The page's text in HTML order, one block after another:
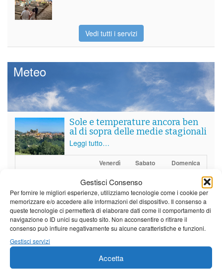
Gestisci Consenso
Per fornire le migliori esperienze, utilizziamo tecnologie come i cookie per
memorizzare e/o accedere alle informazioni del dispositivo. Il consenso a
queste tecnologie ci permetterà di elaborare dati come il comportamento di
navigazione o ID unici su questo sito. Non acconsentire o ritirare il
consenso può influire negativamente su alcune caratteristiche e funzioni.
Gestisci servizi
Accetta
Vedi tutti i servizi
Meteo
Sole e temperature ancora ben
al di sopra delle medie stagionali
Leggi tutto…
Venerdì Sabato Domenica
24°C 37°C 21°C |38°C 38°C
Barga
24°C|34°C 21°C|35°C 22°C|35°C
Castelnuovo Garfagnana